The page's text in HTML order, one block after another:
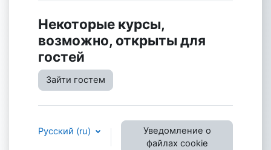
Некоторые курсы,
возможно, открыты для
гостей
Зайти гостем
Русский ‎(ru)‎
Уведомление о
файлах cookie